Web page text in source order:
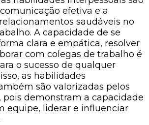
efetiva e a
saudáveis no
A capacidade de se
clara e empática, resolver
com colegas de trabalho é
o sucesso de qualquer
as habilidades
são valorizadas pelos
pois demonstram a capacidade
equipe, liderar e influenciar